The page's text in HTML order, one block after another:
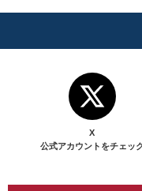
X
公式アカウントをチェッ